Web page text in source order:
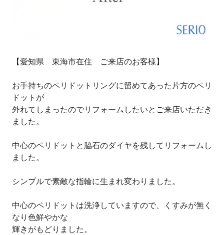
【愛知県 東海市在住 ご来店のお客様】
お手持ちのペリドットリングに留めてあった片方のペリ
ドットが
外れてしまったのでリフォームしたいとご来店いただき
ました。
中心のペリドットと脇石のダイヤを残してリフォームし
ました。
シンプルで素敵な指輪に生まれ変わりました。
中心のペリドットは洗浄していますので、くすみが無く
なり色鮮やかな
輝きがもどりました。